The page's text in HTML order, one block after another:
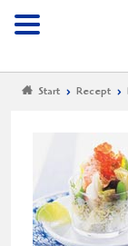
Meny
Start Recept